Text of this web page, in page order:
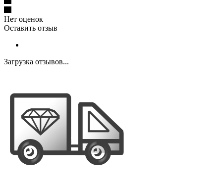
Нет оценок
Оставить отзыв
Загрузка отзывов...